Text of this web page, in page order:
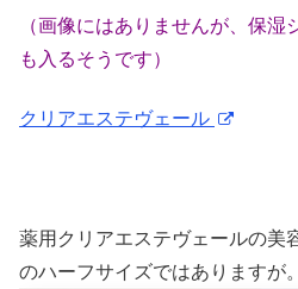
（画像にはありませんが、保
も入るそうです）
クリアエステヴェール
薬用クリアエステヴェールの美
のハーフサイズではありますが。